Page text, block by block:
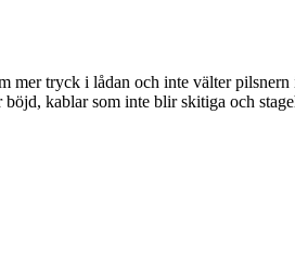
tryck i lådan och inte välter
kablar som inte blir skitiga och